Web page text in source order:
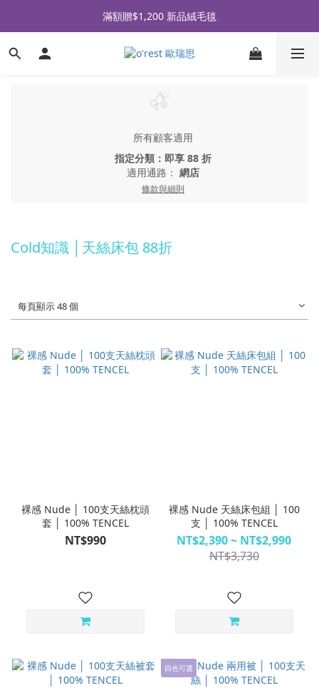
全品牌滿 $990免運｜會員買即贈〈 購物金 〉
滿額贈$1,200 新品絨毛毯
全品牌滿 $990免運｜會員買即贈〈 購物金 〉
所有顧客適用
指定分類：即享 88 折
適用通路： 網店
條款與細則
Cold知識 │天絲床包 88折
每頁顯示 48 個
裸感 Nude │ 100支天絲枕頭
套 │ 100% TENCEL
NT$990
裸感 Nude 天絲床包組 │ 100
支 │ 100% TENCEL
NT$2,390 ~ NT$2,990
NT$3,730
四色可選